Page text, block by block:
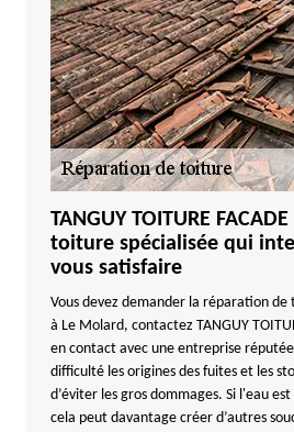
TANGUY TOITURE
toiture spécialisée qui
vous satisfaire
Vous devez demander la réparation
à Le Molard, contactez TANGUY
en contact avec une entreprise
difficulté les origines des fuites et les
d’éviter les gros dommages. Si l'eau
cela peut davantage créer d’autres